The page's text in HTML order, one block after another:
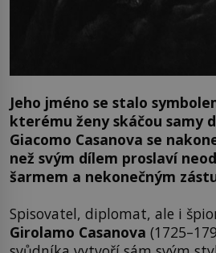
Jeho jméno se stalo
kterému ženy skáčou samy
Giacomo Casanova se
než svým dílem proslaví
šarmem a nekonečným
Spisovatel, diplomat, ale i
Girolamo Casanova